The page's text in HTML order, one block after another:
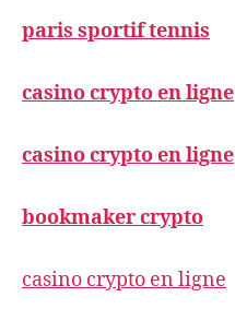
paris sportif tennis
casino crypto en ligne
casino crypto en ligne
bookmaker crypto
casino crypto en ligne